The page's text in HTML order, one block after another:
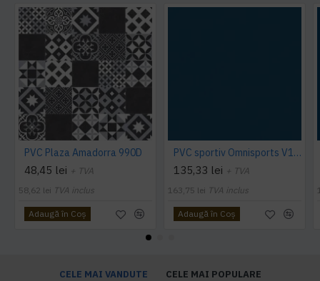
PVC Plaza Amadorra 990D
48,45 lei + TVA
58,62 lei TVA inclus
Adaugă în Coş
PVC sportiv Omnisports V120 albastru Night Blue
135,33 lei + TVA
163,75 lei TVA inclus
Adaugă în Coş
CELE MAI VANDUTE CELE MAI POPULARE